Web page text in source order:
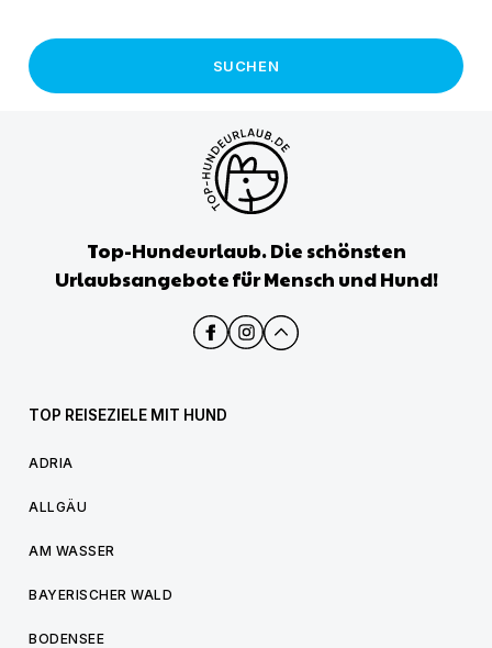
SUCHEN
Top-Hundeurlaub. Die schönsten
Urlaubsangebote für Mensch und Hund!
TOP REISEZIELE MIT HUND
ADRIA
ALLGÄU
AM WASSER
BAYERISCHER WALD
BODENSEE